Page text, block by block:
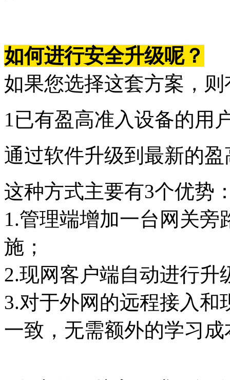
如何进行安全升级呢？
如果您选择这套方案，
1已有盈高准入设备的用
通过软件升级到最新的
这种方式主要有3个优势
1.管理端增加一台网关
施；
2.现网客户端自动进行升
3.对于外网的远程接入
一致，无需额外的学习成